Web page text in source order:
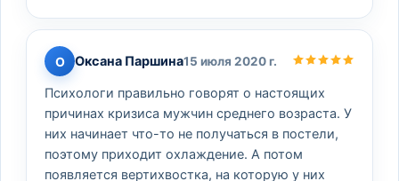
О Оксана Паршина15 июля 2020 г.
Психологи правильно говорят о настоящих
причинах кризиса мужчин среднего возраста. У
них начинает что-то не получаться в постели,
поэтому приходит охлаждение. А потом
появляется вертихвостка, на которую у них